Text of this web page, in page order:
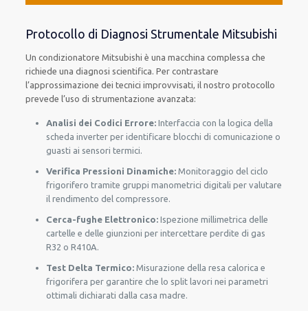
Protocollo di Diagnosi Strumentale Mitsubishi
Un condizionatore Mitsubishi è una macchina complessa che
richiede una diagnosi scientifica. Per contrastare
l’approssimazione dei tecnici improvvisati, il nostro protocollo
prevede l’uso di strumentazione avanzata:
Analisi dei Codici Errore: Interfaccia con la logica della
scheda inverter per identificare blocchi di comunicazione o
guasti ai sensori termici.
Verifica Pressioni Dinamiche: Monitoraggio del ciclo
frigorifero tramite gruppi manometrici digitali per valutare
il rendimento del compressore.
Cerca-fughe Elettronico: Ispezione millimetrica delle
cartelle e delle giunzioni per intercettare perdite di gas
R32 o R410A.
Test Delta Termico: Misurazione della resa calorica e
frigorifera per garantire che lo split lavori nei parametri
ottimali dichiarati dalla casa madre.